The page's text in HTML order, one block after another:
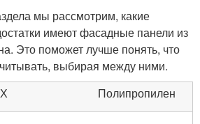
мы рассмотрим, какие
имеют фасадные панели из
Это поможет лучше понять, что
выбирая между ними.
Полипропилен